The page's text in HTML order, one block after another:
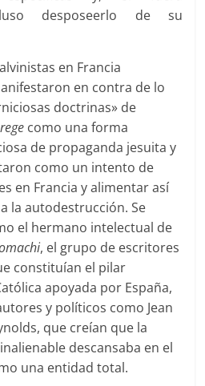
desposeerlo de su
en Francia
en contra de lo
doctrinas» de
como una forma
de propaganda jesuita y
como un intento de
en Francia y alimentar así
la autodestrucción. Se
el hermano intelectual de
, el grupo de escritores
constituían el pilar
apoyada por España,
y políticos como Jean
que creían que la
descansaba en el
una entidad total.